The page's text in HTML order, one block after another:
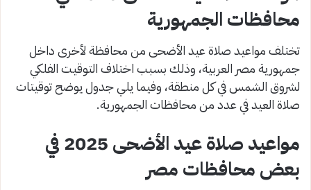
محافظات الجمهورية
تختلف مواعيد صلاة عيد الأضحى من محافظة لأخرى داخل
جمهورية مصر العربية، وذلك بسبب اختلاف التوقيت الفلكي
لشروق الشمس في كل منطقة، وفيما يلي جدول يوضح توقيتات
صلاة العيد في عدد من محافظات الجمهورية.
مواعيد صلاة عيد الأضحى 2025 في
بعض محافظات مصر